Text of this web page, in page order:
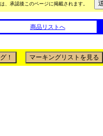
、承認後このページに掲載されます。
商品リストへ